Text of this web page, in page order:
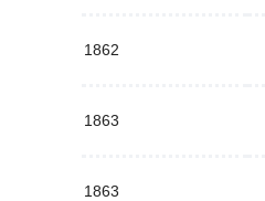
1862
1863
1863